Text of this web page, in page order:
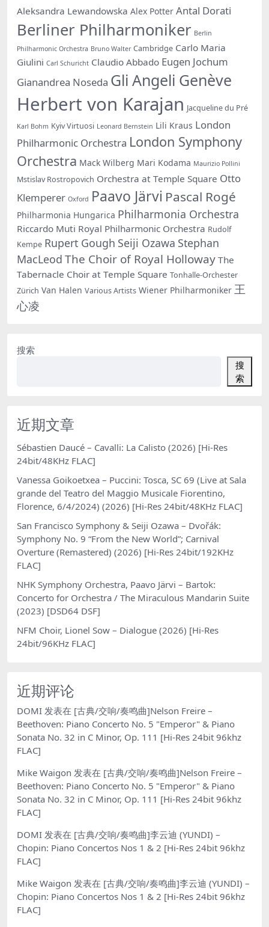
Aleksandra Lewandowska Alex Potter Antal Dorati
Berliner Philharmoniker Berlin
Philharmonic Orchestra Bruno Walter Cambridge Carlo Maria
Giulini Carl Schuricht Claudio Abbado Eugen Jochum
Gianandrea Noseda Gli Angeli Genève
Herbert von Karajan Jacqueline du Pré
Karl Bohm Kyiv Virtuosi Leonard Bernstein Lili Kraus London
Philharmonic Orchestra London Symphony
Orchestra Mack Wilberg Mari Kodama Maurizio Pollini
Mstislav Rostropovich Orchestra at Temple Square Otto
Klemperer Oxford Paavo Järvi Pascal Rogé
Philharmonia Hungarica Philharmonia Orchestra
Riccardo Muti Royal Philharmonic Orchestra Rudolf
Kempe Rupert Gough Seiji Ozawa Stephan
MacLeod The Choir of Royal Holloway The
Tabernacle Choir at Temple Square Tonhalle-Orchester
Zürich Van Halen Various Artists Wiener Philharmoniker 王
心凌
搜索
搜
索
近期文章
Sébastien Daucé – Cavalli: La Calisto (2026) [Hi-Res
24bit/48KHz FLAC]
Vanessa Goikoetxea – Puccini: Tosca, SC 69 (Live at Sala
grande del Teatro del Maggio Musicale Fiorentino,
Florence, 6/4/2024) (2026) [Hi-Res 24bit/48KHz FLAC]
San Francisco Symphony & Seiji Ozawa – Dvořák:
Symphony No. 9 “From the New World”; Carnival
Overture (Remastered) (2026) [Hi-Res 24bit/192KHz
FLAC]
NHK Symphony Orchestra, Paavo Järvi – Bartok:
Concerto for Orchestra / The Miraculous Mandarin Suite
(2023) [DSD64 DSF]
NFM Choir, Lionel Sow – Dialogue (2026) [Hi-Res
24bit/96KHz FLAC]
近期评论
DOMI 发表在 [古典/交响/奏鸣曲]Nelson Freire –
Beethoven: Piano Concerto No. 5 "Emperor" & Piano
Sonata No. 32 in C Minor, Op. 111 [Hi-Res 24bit 96khz
FLAC]
Mike Waigon 发表在 [古典/交响/奏鸣曲]Nelson Freire –
Beethoven: Piano Concerto No. 5 "Emperor" & Piano
Sonata No. 32 in C Minor, Op. 111 [Hi-Res 24bit 96khz
FLAC]
DOMI 发表在 [古典/交响/奏鸣曲]李云迪 (YUNDI) –
Chopin: Piano Concertos Nos 1 & 2 [Hi-Res 24bit 96khz
FLAC]
Mike Waigon 发表在 [古典/交响/奏鸣曲]李云迪 (YUNDI) –
Chopin: Piano Concertos Nos 1 & 2 [Hi-Res 24bit 96khz
FLAC]